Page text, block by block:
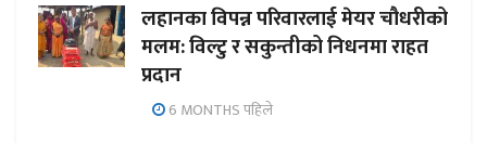
लहानका विपन्न परिवारलाई मेयर चौधरीको
मलम: विल्टु र सकुन्तीको निधनमा राहत
प्रदान
6 MONTHS पहिले